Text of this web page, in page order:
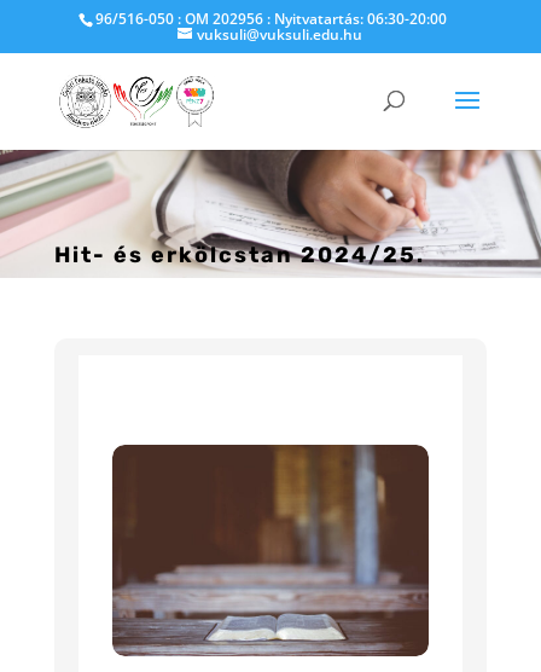
96/516-050 : OM 202956 : Nyitvatartás: 06:30-20:00
vuksuli@vuksuli.edu.hu
Hit- és erkölcstan 2024/25.